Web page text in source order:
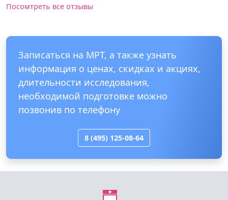
Посомтреть все отзывы
Записаться на МРТ, а также узнать
информация о ценах, скидках и акциях,
длительности исследования,
необходимой подготовке можно
позвонив по телефону
8 (495) 125-08-64